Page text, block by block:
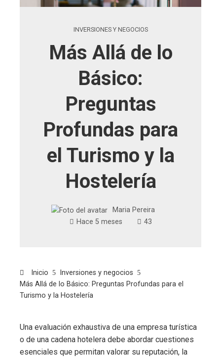
INVERSIONES Y NEGOCIOS
Más Allá de lo
Básico:
Preguntas
Profundas para
el Turismo y la
Hostelería
Maria Pereira
Hace 5 meses
43
Inicio
Inversiones y negocios
Más Allá de lo Básico: Preguntas Profundas para el
Turismo y la Hostelería
Una evaluación exhaustiva de una empresa turística
o de una cadena hotelera debe abordar cuestiones
esenciales que permitan valorar su reputación, la